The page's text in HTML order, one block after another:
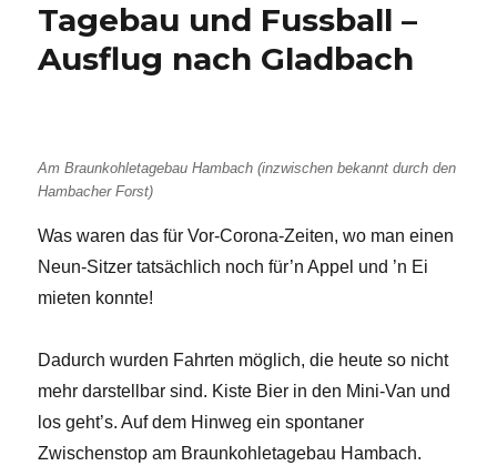
Tagebau und Fussball –
Ausflug nach Gladbach
Am Braunkohletagebau Hambach (inzwischen bekannt durch den
Hambacher Forst)
Was waren das für Vor-Corona-Zeiten, wo man einen
Neun-Sitzer tatsächlich noch für’n Appel und ’n Ei
mieten konnte!
Dadurch wurden Fahrten möglich, die heute so nicht
mehr darstellbar sind. Kiste Bier in den Mini-Van und
los geht’s. Auf dem Hinweg ein spontaner
Zwischenstop am Braunkohletagebau Hambach.